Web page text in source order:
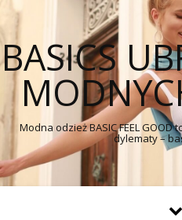
BASICS
Modna odzież BASIC FEEL
dylematy –